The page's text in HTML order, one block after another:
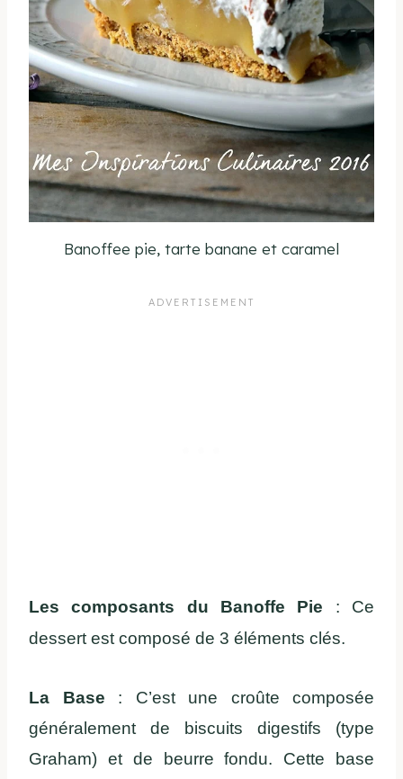
Banoffee pie, tarte banane et caramel
Les composants du Banoffe Pie
: Ce
dessert est composé de 3 éléments clés.
La Base : C’est une croûte composée
généralement de biscuits digestifs (type
Graham) et de beurre fondu. Cette base